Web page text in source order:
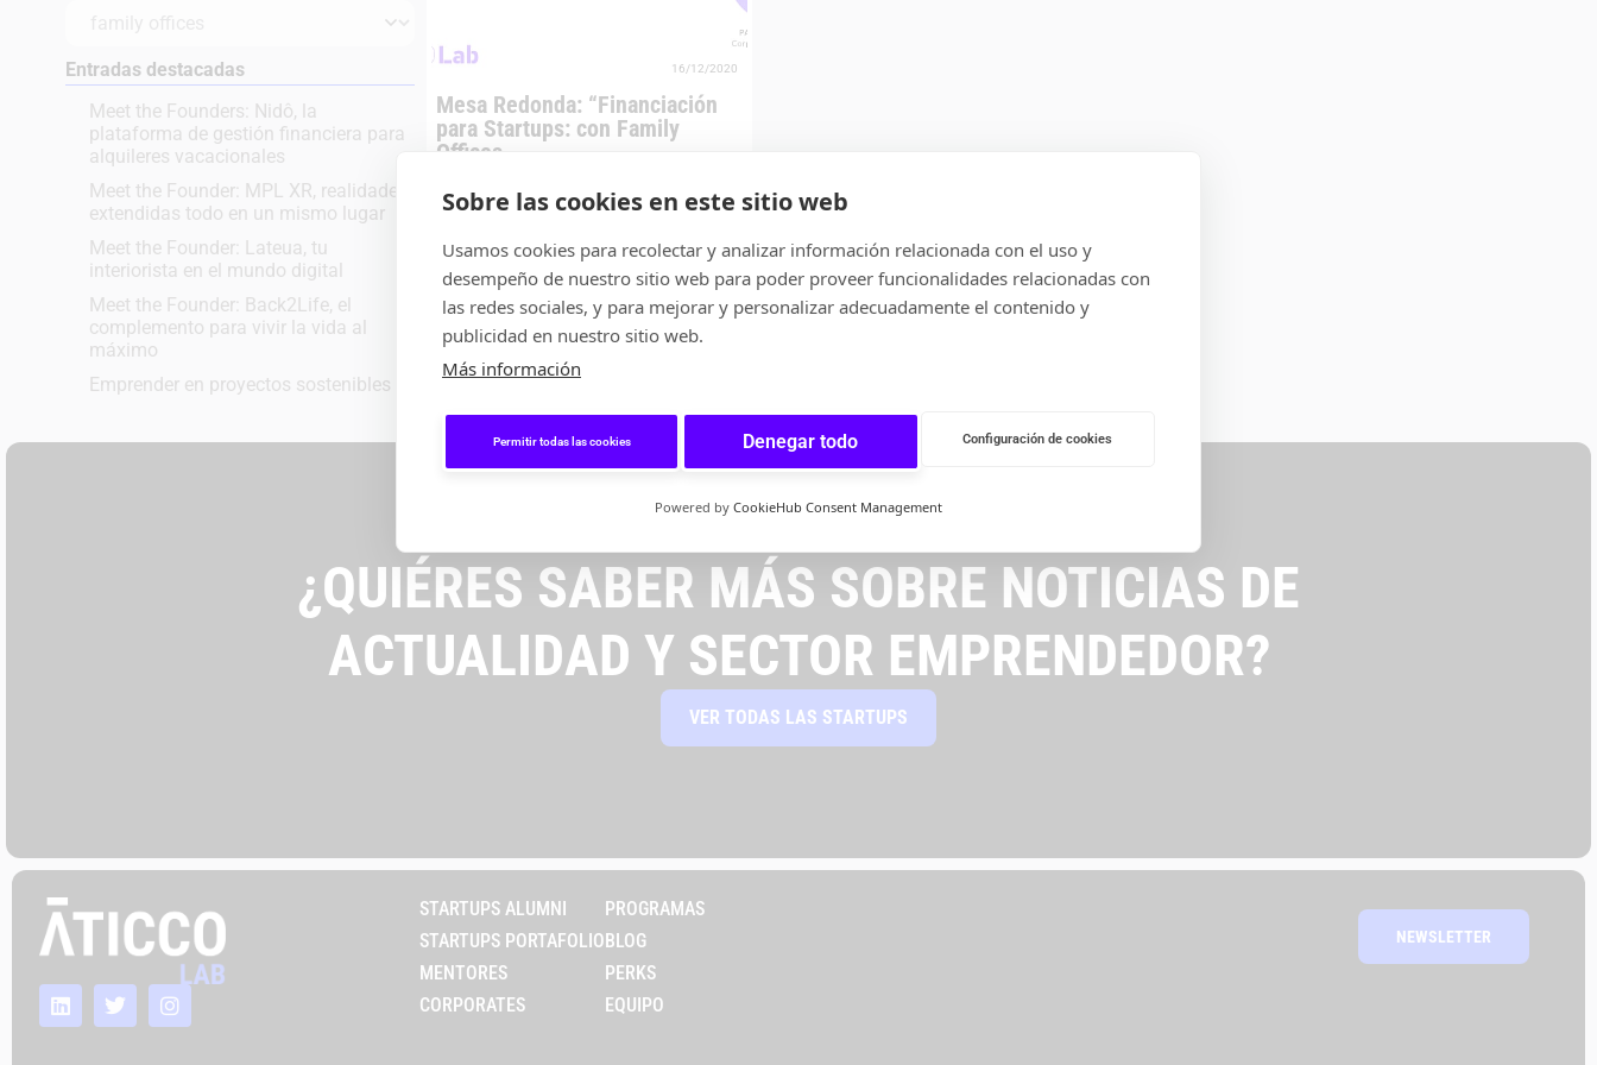
Entradas destacadas
Meet the Founders: Nidô, la
plataforma de gestión financiera para
alquileres vacacionales
Meet the Founder: MPL XR, realidades
extendidas todo en un mismo lugar
Meet the Founder: Lateua, tu
interiorista en el mundo digital
Meet the Founder: Back2Life, el
complemento para vivir la vida al
máximo
Emprender en proyectos sostenibles
16/12/2020
Mesa Redonda: “Financiación
para Startups: con Family
Offices
segunda sesión del ciclo “Financiación
para Startups», organizado por
EVENTOS, MESAS REDONDAS
¿QUIÉRES SABER MÁS SOBRE NOTICIAS DE
ACTUALIDAD Y SECTOR EMPRENDEDOR?
VER TODAS LAS STARTUPS
STARTUPS ALUMNI
STARTUPS PORTAFOLIO
MENTORES
CORPORATES
PROGRAMAS
BLOG
PERKS
EQUIPO
NEWSLETTER
Sobre las cookies en este sitio web
Usamos cookies para recolectar y analizar información relacionada con el uso y
desempeño de nuestro sitio web para poder proveer funcionalidades relacionadas con
las redes sociales, y para mejorar y personalizar adecuadamente el contenido y
publicidad en nuestro sitio web.
Más información
Permitir todas las cookies Denegar todo Configuración de cookies
Powered by CookieHub Consent Management